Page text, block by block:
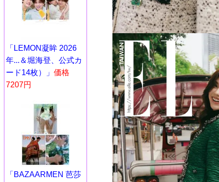
「LEMON凝眸 2026
年...＆堀海登、公式カ
ード14枚）」 価格
7207円
「BAZAARMEN 芭莎